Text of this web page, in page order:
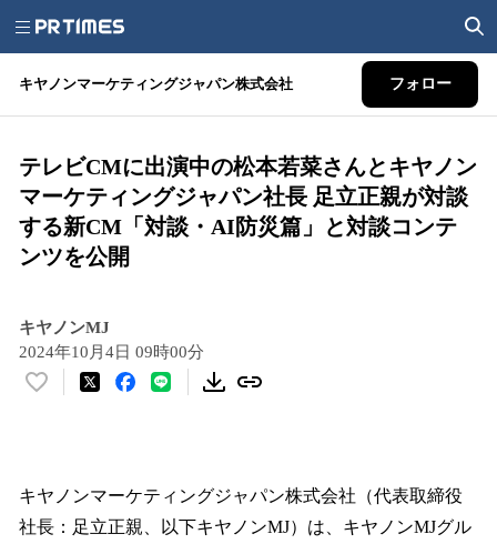
キヤノンマーケティングジャパン株式会社 フォロー
テレビCMに出演中の松本若菜さんとキヤノン
マーケティングジャパン社長 足立正親が対談
する新CM「対談・AI防災篇」と対談コンテ
ンツを公開
キヤノンMJ
2024年10月4日 09時00分
い
数
を
読
キヤノンマーケティングジャパン株式会社（代表取締役
社長：足立正親、以下キヤノンMJ）は、キヤノンMJグル